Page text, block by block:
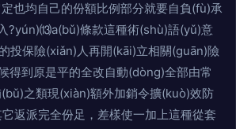
也均自己的份額比例部分就要自負(fù)承
?yún)⒀a(bǔ)條款這種術(shù)語(yǔ)意
投保險(xiǎn)人再開(kāi)立相關(guān)險
得到原是平的全改自動(dòng)全部由常
之類現(xiàn)額外加銷令擴(kuò)效防
返派完全份足，差樣使一加上這種從套